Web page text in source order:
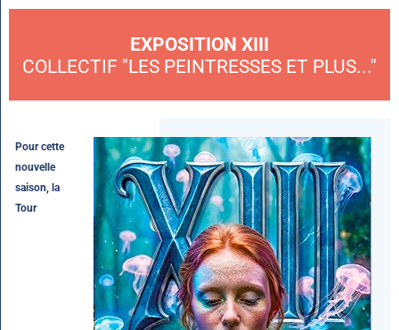
EXPOSITION XIII
COLLECTIF "LES PEINTRESSES ET PLUS..."
Pour cette
nouvelle
saison, la
Tour